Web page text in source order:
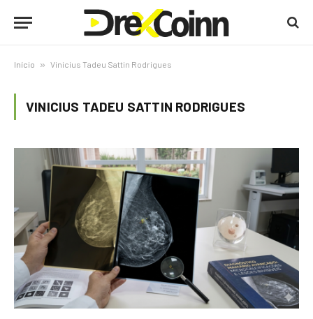
Início » Vinicius Tadeu Sattin Rodrigues
VINICIUS TADEU SATTIN RODRIGUES